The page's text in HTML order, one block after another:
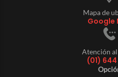
Mapa de
Google
Atención
(01)